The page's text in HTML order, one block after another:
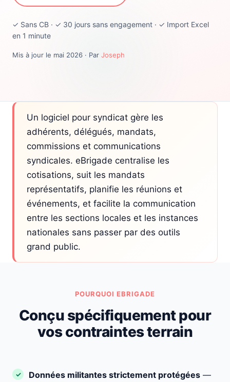
✓ Sans CB · ✓ 30 jours sans engagement · ✓ Import Excel
en 1 minute
Mis à jour le mai 2026 · Par Joseph
Un logiciel pour syndicat gère les
adhérents, délégués, mandats,
commissions et communications
syndicales. eBrigade centralise les
cotisations, suit les mandats
représentatifs, planifie les réunions et
événements, et facilite la communication
entre les sections locales et les instances
nationales sans passer par des outils
grand public.
POURQUOI EBRIGADE
Conçu spécifiquement pour
vos contraintes terrain
Données militantes strictement protégées —